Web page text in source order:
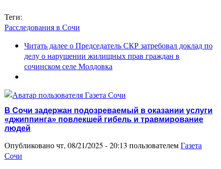
Теги:
Расследования в Сочи
Читать далеео Председатель СКР затребовал доклад по
делу о нарушении жилищных прав граждан в
сочинском селе Молдовка
В Сочи задержан подозреваемый в оказании услуги
«джиппинга» повлекшей гибель и травмирование
людей
Опубликовано чт, 08/21/2025 - 20:13 пользователемГазета
Сочи